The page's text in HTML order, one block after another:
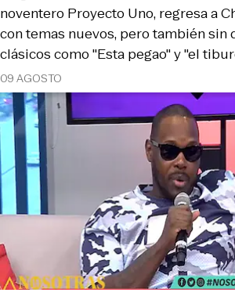
09 AGOSTO
noventero Proyecto Uno, regresa a
con temas nuevos, pero también sin
clásicos como "Esta pegao" y "el